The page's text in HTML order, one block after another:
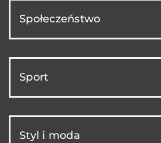
Społeczeństwo
Sport
Styl i moda